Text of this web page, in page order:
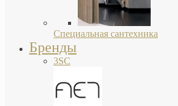
Специальная сантехника
Бренды
3SC